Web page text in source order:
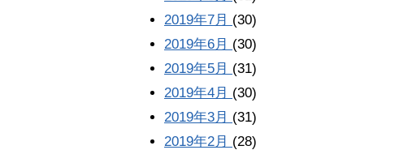
2019年7月 (30)
2019年6月 (30)
2019年5月 (31)
2019年4月 (30)
2019年3月 (31)
2019年2月 (28)